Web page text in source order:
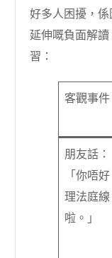
好多人困擾，
延伸嘅負面解
習：
客觀事件
朋友話：
「你唔好
理法庭線
啦。」